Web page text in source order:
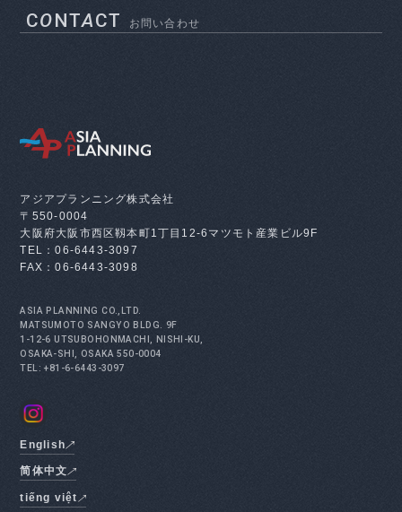
CONTACT お問い合わせ
アジアプランニング株式会社
〒550-0004
大阪府大阪市西区靱本町1丁目12-6 マツモト産業ビル9F
TEL：06-6443-3097
FAX：06-6443-3098
ASIA PLANNING CO.,LTD.
MATSUMOTO SANGYO BLDG. 9F
1-12-6 UTSUBOHONMACHI, NISHI-KU,
OSAKA-SHI, OSAKA 550-0004
TEL: +81-6-6443-3097
English
简体中文
tiếng việt